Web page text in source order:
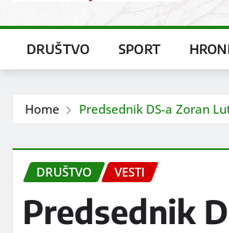
DRUŠTVO SPORT
Home Predsednik DS-a Zoran
DRUŠTVO VESTI
Predsednik